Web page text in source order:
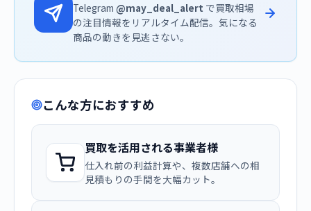
Telegram @may_deal_alert で買取相場
の注目情報をリアルタイム配信。気になる
商品の動きを見逃さない。
こんな方におすすめ
買取を活用される事業者様
仕入れ前の利益計算や、複数店舗への相
見積もりの手間を大幅カット。